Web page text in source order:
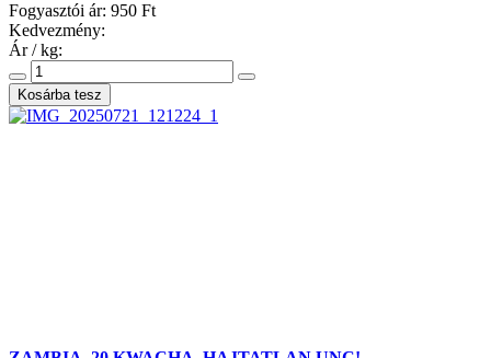
Fogyasztói ár: 950 Ft
Kedvezmény:
Ár / kg: